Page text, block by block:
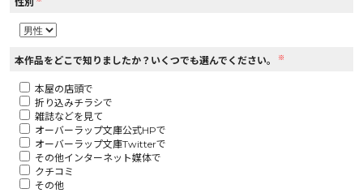
本作品をどこで知りましたか？いくつでも選んでください。 ※
本屋の店頭で
折り込みチラシで
雑誌などを見て
オーバーラップ文庫公式HPで
オーバーラップ文庫Twitterで
その他インターネット媒体で
クチコミ
その他